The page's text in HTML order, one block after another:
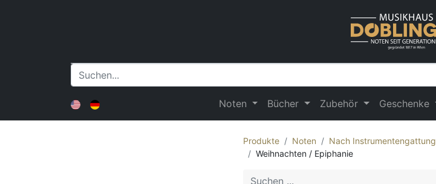
Noten Bücher Zubehör Geschenke
Produkte Noten Nach Instrumentengattung
Weihnachten / Epiphanie